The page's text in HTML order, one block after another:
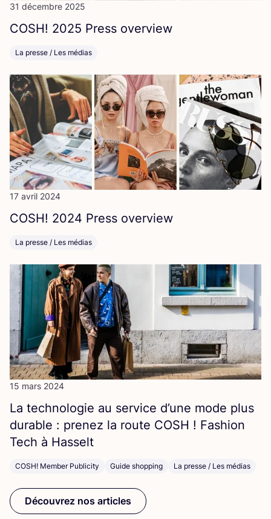
31 décembre 2025
COSH! 2025 Press overview
La presse / Les médias
17 avril 2024
COSH! 2024 Press overview
La presse / Les médias
15 mars 2024
La tech­no­lo­gie au ser­vice d’une mode plus
durable : pre­nez la route COSH ! Fashion
Tech à Hasselt
COSH! Member Publicity Guide shopping La presse / Les médias
Découvrez nos articles